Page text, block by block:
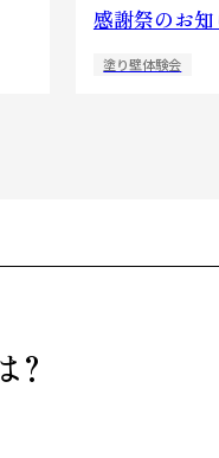
感謝祭のお知
塗り壁体験会
?